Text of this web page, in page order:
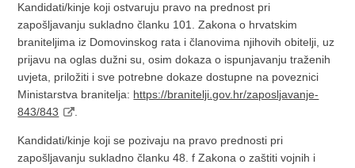
Kandidati/kinje koji ostvaruju pravo na prednost pri
zapošljavanju sukladno članku 101. Zakona o hrvatskim
braniteljima iz Domovinskog rata i članovima njihovih obitelji, uz
prijavu na oglas dužni su, osim dokaza o ispunjavanju traženih
uvjeta, priložiti i sve potrebne dokaze dostupne na poveznici
Ministarstva branitelja: https://branitelji.gov.hr/zaposljavanje-
843/843
Kandidati/kinje koji se pozivaju na pravo prednosti pri
zapošljavanju sukladno članku 48. f Zakona o zaštiti vojnih i